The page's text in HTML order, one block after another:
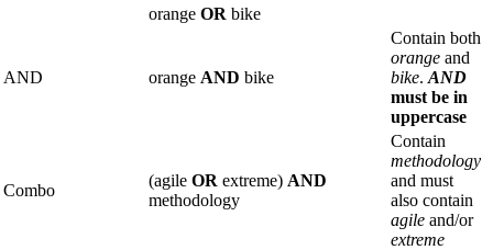
orange OR bike
AND orange AND bike
Contain both
orange and
bike. AND
must be in
uppercase
Combo
(agile OR extreme) AND
methodology
Contain
methodology
and must
also contain
agile and/or
extreme